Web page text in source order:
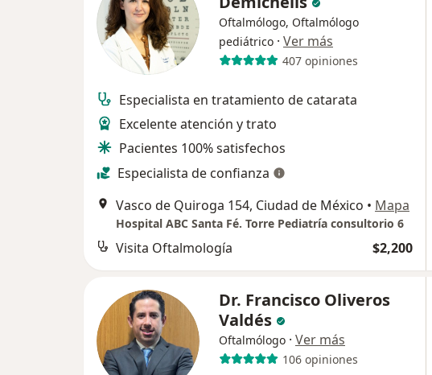
Oftalmólogo, Oftalmólogo
pediátrico · Ver más
407 opiniones
Especialista en tratamiento de catarata
Excelente atención y trato
Pacientes 100% satisfechos
Especialista de confianza
Vasco de Quiroga 154, Ciudad de México • Mapa
Hospital ABC Santa Fé. Torre Pediatría consultorio 6
Visita Oftalmología $2,200
Dr. Francisco Oliveros
Valdés
Oftalmólogo · Ver más
106 opiniones